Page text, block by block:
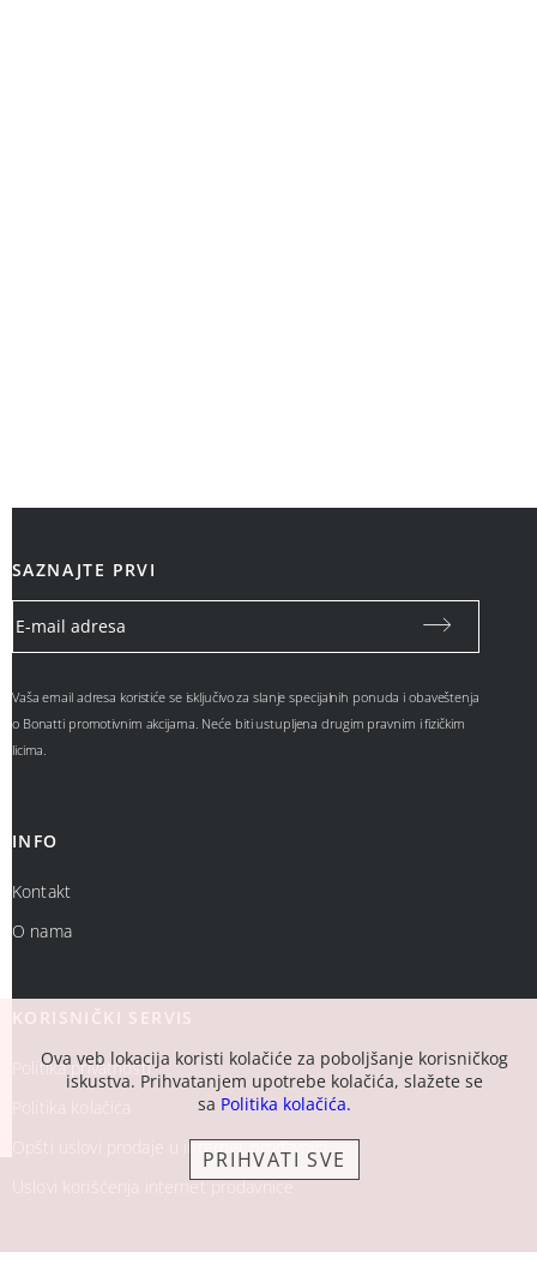
Ova veb lokacija koristi kolačiće za poboljšanje korisničkog
iskustva. Prihvatanjem upotrebe kolačića, slažete se
sa Politika kolačića.
PRIHVATI SVE
SAZNAJTE PRVI
Vaša email adresa koristiće se isključivo za slanje specijalnih ponuda i obaveštenja
o Bonatti promotivnim akcijama. Neće biti ustupljena drugim pravnim i fizičkim
licima.
INFO
Kontakt
O nama
Politika privatnosti
Opšti uslovi prodaje u internet prodavnici
Uslovi korišćenja internet prodavnice